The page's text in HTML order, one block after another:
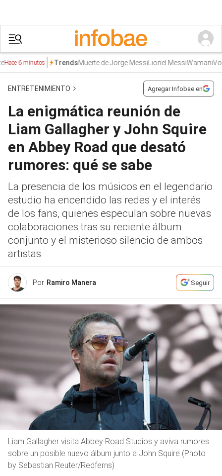
6 minutos TrendsMuerte de Jorge MessiLionel MessiWamani
ENTRETENIMIENTO Agregar Infobae en
La enigmática reunión de
Liam Gallagher y John Squire
en Abbey Road que desató
rumores: qué se sabe
La presencia de los músicos en el legendario
estudio ha encendido las redes y el interés
de los fans, quienes especulan sobre nuevas
colaboraciones tras su reciente álbum
conjunto y el misterioso silencio de ambos
artistas
Por Ramiro Manera Seguir
Liam Gallagher visita Abbey Road Studios y aviva rumores
sobre un posible nuevo álbum junto a John Squire (Photo
by Sebastian Reuter/Redferns)